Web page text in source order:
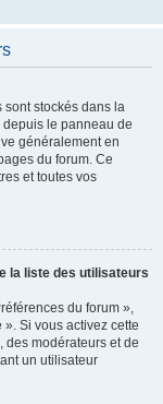
sont stockés dans la
le panneau de
généralement en
du forum. Ce
et toutes vos
la liste des utilisateurs
du forum »,
Si vous activez cette
des modérateurs et de
un utilisateur